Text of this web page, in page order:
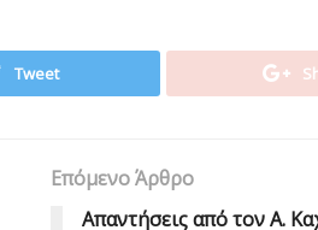
Tweet
Επόμενο Άρθρο
Απαντήσεις από τον Α.